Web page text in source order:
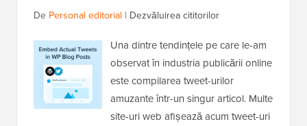
De Personal editorial | Dezvăluirea cititorilor
Una dintre tendințele pe care le-am
observat în industria publicării online
este compilarea tweet-urilor
amuzante într-un singur articol. Multe
site-uri web afișează acum tweet-uri